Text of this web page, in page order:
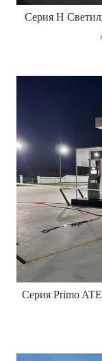
Серия H
Серия Primo